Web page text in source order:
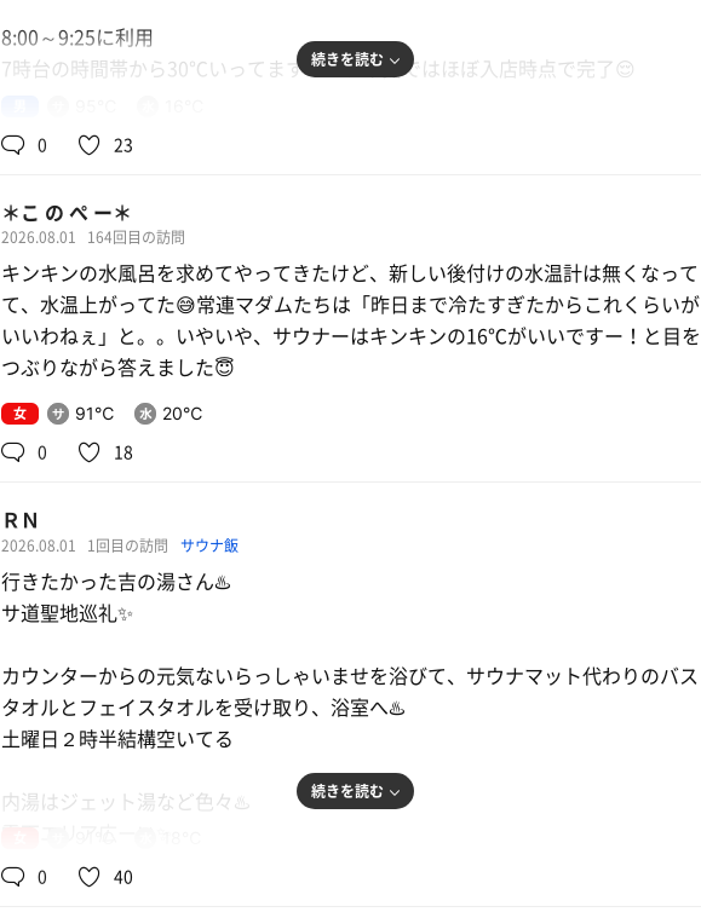
五目炒飯・茄子の山椒揚げ・酸辣湯麺
は豆板醤が効いてて辛め🔥
ゼロサイダートリプルビタミン+α
8:00～9:25に利用
7時台の時間帯から30℃いってますので、下茹ではほぼ入店時点で完了😌
キンキンに冷やした飲料は、整理戸棚にセット。
今日は、どんな感じでくつろごうかな。
サウナは上段に、6分くらいを3セット。
水風呂、朝はバイブラOFF。良い温度。
やっぱりインフィニティチェアでしょー。
2セット目。左のインフィニティチェアの紐にほどけがあるのを発見。ああ直して
あげたい。
スタッフさん直してくれるかなー。少し斜めになっちゃった😆
3セット目はサウナ、水風呂のあと🪑椅子休憩。水風呂から高濃度炭酸泉。
やや熱くて良いぞ。
からの壺風呂。結構熱くていいね！
脱衣場でちょい休憩。
了✌️
続きを読む
0 23
＊こ の ぺ ー＊
2026.08.01 164回目の訪問
キンキンの水風呂を求めてやってきたけど、新しい後付けの水温計は無くなって
て、水温上がってた😅常連マダムたちは「昨日まで冷たすぎたからこれくらいが
いいわねぇ」と。。いやいや、サウナーはキンキンの16℃がいいですー！と目を
つぶりながら答えました😇
女 91℃ 20℃
0 18
ＲＮ
2026.08.01 1回目の訪問 サウナ飯
行きたかった吉の湯さん♨️
サ道聖地巡礼✨
カウンターからの元気ないらっしゃいませを浴びて、サウナマット代わりのバス
タオルとフェイスタオルを受け取り、浴室へ♨️
土曜日２時半結構空いてる
内湯はジェット湯など色々♨️
壺湯が２つと炭酸泉と水風呂
常連マダム達が談笑中の炭酸泉に失礼して、軽く下茹でしてサウナへ🧖‍♀️
続きを読む
0 40